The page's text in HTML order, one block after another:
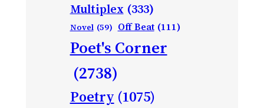
Multiplex (333)
Novel (59) Off Beat (111)
Poet's Corner
(2738)
Poetry (1075)